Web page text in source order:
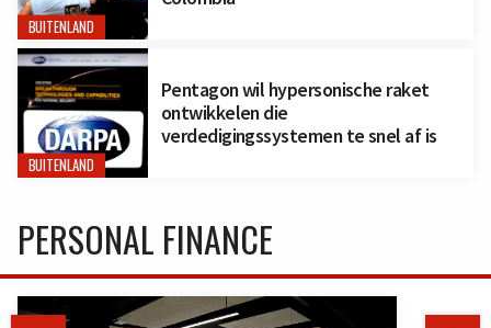
BUITENLAND
BUITENLAND
Pentagon wil hypersonische raket
ontwikkelen die
verdedigingssystemen te snel af is
PERSONAL FINANCE